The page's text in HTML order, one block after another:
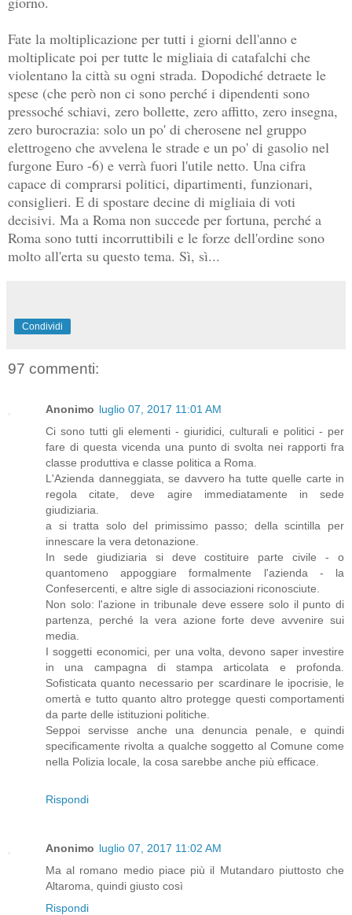
Fate la moltiplicazione per tutti i giorni dell'anno e
moltiplicate poi per tutte le migliaia di catafalchi che
violentano la città su ogni strada. Dopodiché detraete le
spese (che però non ci sono perché i dipendenti sono
pressoché schiavi, zero bollette, zero affitto, zero insegna,
zero burocrazia: solo un po' di cherosene nel gruppo
elettrogeno che avvelena le strade e un po' di gasolio nel
furgone Euro -6) e verrà fuori l'utile netto. Una cifra
capace di comprarsi politici, dipartimenti, funzionari,
consiglieri. E di spostare decine di migliaia di voti
decisivi. Ma a Roma non succede per fortuna, perché a
Roma sono tutti incorruttibili e le forze dell'ordine sono
molto all'erta su questo tema. Sì, sì...
Condividi
97 commenti:
Anonimo luglio 07, 2017 11:01 AM
Ci sono tutti gli elementi - giuridici, culturali e politici - per
fare di questa vicenda una punto di svolta nei rapporti fra
classe produttiva e classe politica a Roma.
L'Azienda danneggiata, se davvero ha tutte quelle carte in
regola citate, deve agire immediatamente in sede
giudiziaria.
a si tratta solo del primissimo passo; della scintilla per
innescare la vera detonazione.
In sede giudiziaria si deve costituire parte civile - o
quantomeno appoggiare formalmente l'azienda - la
Confesercenti, e altre sigle di associazioni riconosciute.
Non solo: l'azione in tribunale deve essere solo il punto di
partenza, perché la vera azione forte deve avvenire sui
media.
I soggetti economici, per una volta, devono saper investire
in una campagna di stampa articolata e profonda.
Sofisticata quanto necessario per scardinare le ipocrisie, le
omertà e tutto quanto altro protegge questi comportamenti
da parte delle istituzioni politiche.
Seppoi servisse anche una denuncia penale, e quindi
specificamente rivolta a qualche soggetto al Comune come
nella Polizia locale, la cosa sarebbe anche più efficace.
Rispondi
Anonimo luglio 07, 2017 11:02 AM
Ma al romano medio piace più il Mutandaro piuttosto che
Altaroma, quindi giusto così
Rispondi